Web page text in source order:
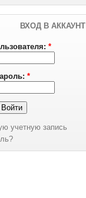
ВХОД В АККАУНТ
*
*
учетную запись